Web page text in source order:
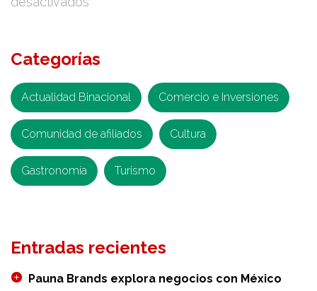
Perla
Oriente
Categorías
Actualidad Binacional Comercio e Inversiones
Comunidad de afiliados Cultura
Gastronomía Turismo
Entradas recientes
Pauna Brands explora negocios con México